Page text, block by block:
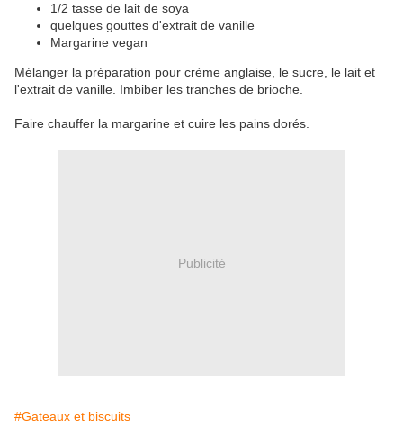
1/2 tasse de lait de soya
quelques gouttes d'extrait de vanille
Margarine vegan
Mélanger la préparation pour crème anglaise, le sucre, le lait et
l'extrait de vanille. Imbiber les tranches de brioche.
Faire chauffer la margarine et cuire les pains dorés.
Publicité
#Gateaux et biscuits